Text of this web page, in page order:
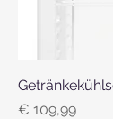
Preis
€ 109,99